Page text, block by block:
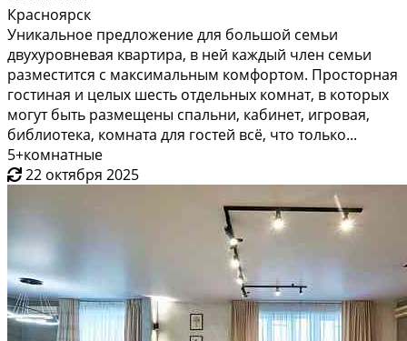
Красноярск
Уникальное предложение для большой семьи
двухуровневая квартира, в ней каждый член семьи
разместится с максимальным комфортом. Просторная
гостиная и целых шесть отдельных комнат, в которых
могут быть размещены спальни, кабинет, игровая,
библиотека, комната для гостей всё, что только...
5+комнатные
22 октября 2025